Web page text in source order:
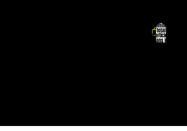
Nombre
total
d’articles
dans le
panier: 0